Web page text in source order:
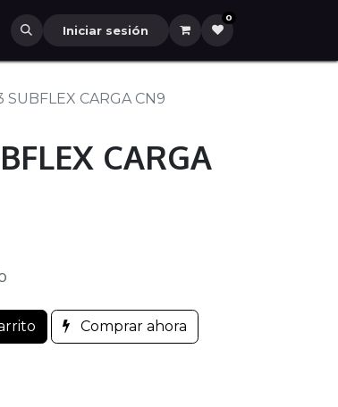
Iniciar sesión
0
SUBFLEX CARGA CN9
CARGA
Comprar ahora